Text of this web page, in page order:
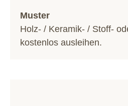
Muster
Holz- / Keramik- / Stoff-
kostenlos ausleihen.